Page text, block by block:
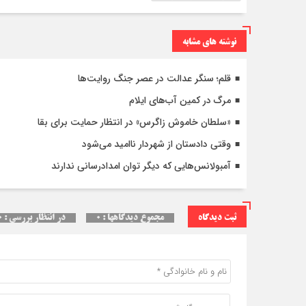
نوشته های مشابه
قلم؛ سنگر عدالت در عصر جنگ روایت‌ها
مرگ در کمین آب‌های ایلام
«سلطان خاموش زاگرس» در انتظار حمایت برای بقا
وقتی دادستان از شهردار ناامید می‌شود
آمبولانس‌هایی که دیگر توان امدادرسانی ندارند
ثبت دیدگاه مجموع دیدگاهها : ۰ در انتظار بررسی : ۰